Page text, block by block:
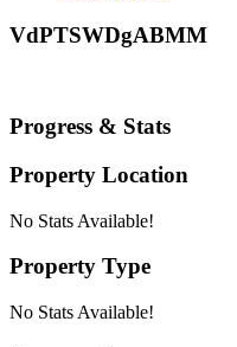
VdPTSWDgABMM
Progress & Stats
Property Location
No Stats Available!
Property Type
No Stats Available!